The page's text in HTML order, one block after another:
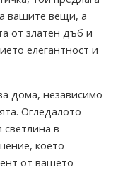
вашите вещи, а
от златен дъб и
елегантност и
дома, независимо
Огледалото
в
което
от вашето